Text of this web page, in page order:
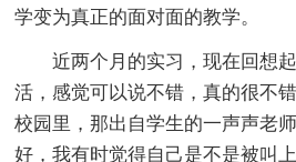
学变为真正的面对面的教学。
近两个月的实习，现在回想起
活，感觉可以说不错，真的很不
校园里，那出自学生的一声声老
好，我有时觉得自己是不是被叫